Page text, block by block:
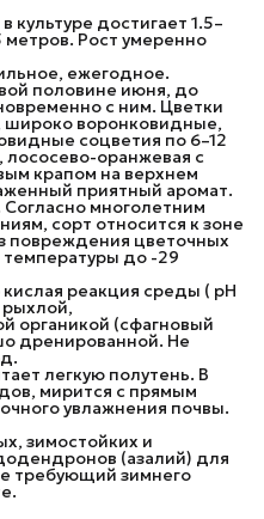
культуре достигает 1.5–
Рост умеренно
ежегодное.
половине июня, до
с ним. Цветки
широко воронковидные,
соцветия по 6–12
лососево-оранжевая с
крапом на верхнем
приятный аромат.
многолетним
сорт относится к зоне
повреждения цветочных
до -29
реакция среды ( pH
органикой (сфагновый
дренированной. Не
легкую полутень. В
мирится с прямым
увлажнения почвы.
зимостойких и
(азалий) для
требующий зимнего